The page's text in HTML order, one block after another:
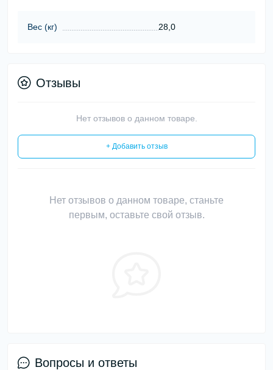
Вес (кг) 28,0
Отзывы
Нет отзывов о данном товаре.
+ Добавить отзыв
Нет отзывов о данном товаре, станьте
первым, оставьте свой отзыв.
Вопросы и ответы